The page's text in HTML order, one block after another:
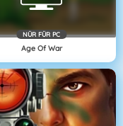
NÜR FÜR PC
Age Of War